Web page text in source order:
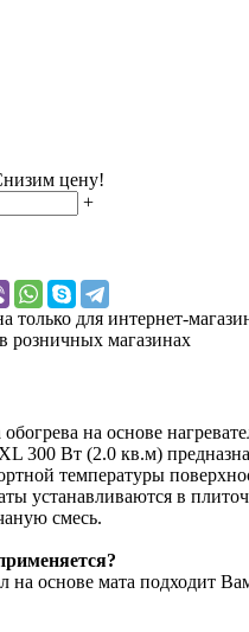
цену!
+
только для интернет-
розничных магазинах
на основе
300 Вт (2.0 кв.м)
температуры
устанавливаются в
смесь.
на основе мата подходит